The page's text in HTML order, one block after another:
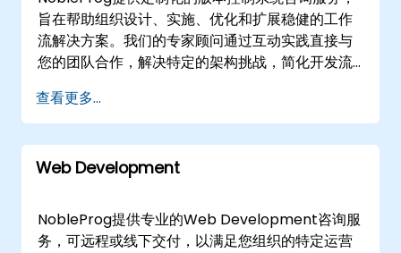
过专业的本地化咨询推动可衡量的成果。
旨在帮助组织设计、实施、优化和扩展稳健的工作
流解决方案。我们的专家顾问通过互动实践直接与
您的团队合作，解决特定的架构挑战，简化开发流
以"远程咨询"或"线下咨询"形式提供。远程咨询通过
安全的交互式远程桌面环境进行，使我们的专家能
够实时指导您的团队，无论地点如何。线下咨询可
以在您所在地或我们的企业中心进行，确保无缝协
的本地咨询合作伙伴。
查看更多...
Web Development
NobleProg提供专业的Web Development咨询服
务，可远程或线下交付，以满足您组织的特定运营